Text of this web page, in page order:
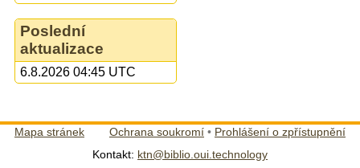
Poslední
aktualizace
6.8.2026 04:45 UTC
Mapa stránek Ochrana soukromí • Prohlášení o zpřístupnění
Kontakt: ktn@biblio.oui.technology